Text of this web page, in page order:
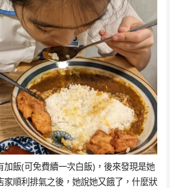
加飯(可免費續一次白飯)，後來發現是她
家順利排氣之後，她說她又餓了，什麼狀